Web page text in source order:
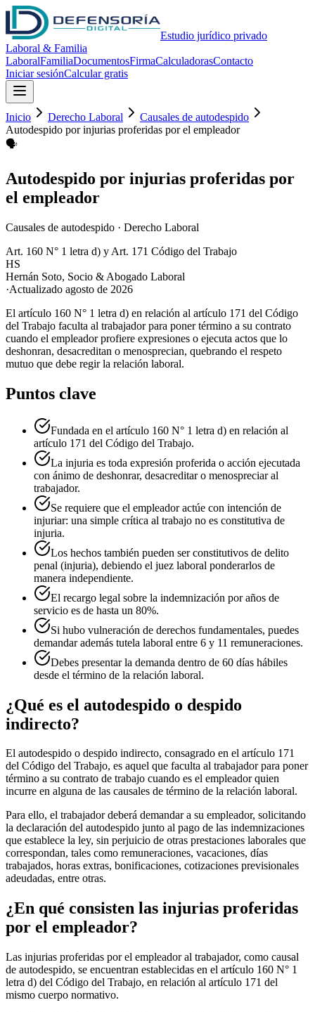
Estudio jurídico privado
Laboral & Familia
LaboralFamiliaDocumentosFirmaCalculadorasContacto
Iniciar sesiónCalcular gratis
Inicio Derecho Laboral
Causales de autodespido
Autodespido por injurias proferidas por el empleador
🗣️
Autodespido por injurias proferidas por
el empleador
Causales de autodespido · Derecho Laboral
Art. 160 N° 1 letra d) y Art. 171 Código del Trabajo
HS
Hernán Soto, Socio & Abogado Laboral
·Actualizado agosto de 2026
El artículo 160 N° 1 letra d) en relación al artículo 171 del Código
del Trabajo faculta al trabajador para poner término a su contrato
cuando el empleador profiere expresiones o ejecuta actos que lo
deshonran, desacreditan o menosprecian, quebrando el respeto
mutuo que debe regir la relación laboral.
Puntos clave
Fundada en el artículo 160 N° 1 letra d) en relación al
artículo 171 del Código del Trabajo.
La injuria es toda expresión proferida o acción ejecutada
con ánimo de deshonrar, desacreditar o menospreciar al
trabajador.
Se requiere que el empleador actúe con intención de
injuriar: una simple crítica al trabajo no es constitutiva de
injuria.
Los hechos también pueden ser constitutivos de delito
penal (injuria), debiendo el juez laboral ponderarlos de
manera independiente.
El recargo legal sobre la indemnización por años de
servicio es de hasta un 80%.
Si hubo vulneración de derechos fundamentales, puedes
demandar además tutela laboral entre 6 y 11 remuneraciones.
Debes presentar la demanda dentro de 60 días hábiles
desde el término de la relación laboral.
¿Qué es el autodespido o despido
indirecto?
El autodespido o despido indirecto, consagrado en el artículo 171
del Código del Trabajo, es aquel que faculta al trabajador para poner
término a su contrato de trabajo cuando es el empleador quien
incurre en alguna de las causales de término de la relación laboral.
Para ello, el trabajador deberá demandar a su empleador, solicitando
la declaración del autodespido junto al pago de las indemnizaciones
que establece la ley, sin perjuicio de otras prestaciones laborales que
correspondan, tales como remuneraciones, vacaciones, días
trabajados, horas extras, bonificaciones, cotizaciones previsionales
adeudadas, entre otras.
¿En qué consisten las injurias proferidas
por el empleador?
Las injurias proferidas por el empleador al trabajador, como causal
de autodespido, se encuentran establecidas en el artículo 160 N° 1
letra d) del Código del Trabajo, en relación al artículo 171 del
mismo cuerpo normativo.